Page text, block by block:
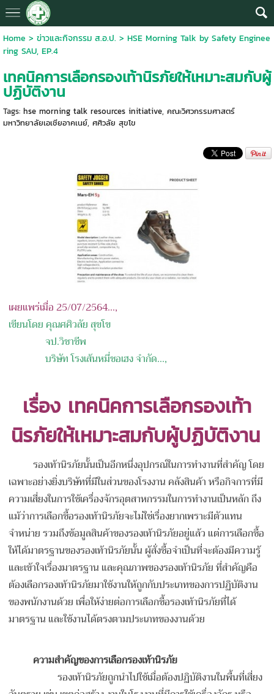
Home > ข่าวและกิจกรรม ส.อ.ป. > HSE Morning Talk by Safety Enginee
ring SAU, EP.4
เทคนิคการเลือกรองเท้านิรภัยให้เหมาะสมกับผู้
ปฏิบัติงาน
Tags: hse morning talk resources initiative, คณะวิศวกรรมศาสตร์
มหาวิทยาลัยเอเชียอาคเนย์, ศศิวลัย สุขโข
เผยแพร่เมื่อ 25/07/2564...,
เขียนโดย คุณศศิวลัย สุขโข
จป.วิชาชีพ
บริษัท โรงเส้นหมี่ชอเฮง จำกัด...,
เรื่อง เทคนิคการเลือกรองเท้า
นิรภัยให้เหมาะสมกับผู้ปฏิบัติงาน
รองเท้านิรภัยนั้นเป็นอีกหนึ่งอุปกรณ์ในการทำงานที่สำคัญ โดย
เฉพาะอย่างยิ่งบริษัทที่มีในส่วนของโรงงาน คลังสินค้า หรือกิจการที่มี
ความเสี่ยงในการใช้เครื่องจักรอุตสาหกรรมในการทำงานเป็นหลัก ถึง
แม้ว่าการเลือกซื้อรองเท้านิรภัยจะไม่ใช่เรื่องยากเพราะมีตัวแทน
จำหน่าย รวมถึงข้อมูลสินค้าของรองเท้านิรภัยอยู่แล้ว แต่การเลือกซื้อ
ให้ได้มาตรฐานของรองเท้านิรภัยนั้น ผู้สั่งซื้อจำเป็นที่จะต้องมีความรู้
และเข้าใจเรื่องมาตรฐาน และคุณภาพของรองเท้านิรภัย ที่สำคัญคือ
ต้องเลือกรองเท้านิรภัยมาใช้งานให้ถูกกับประเภทของการปฏิบัติงาน
ของพนักงานด้วย เพื่อให้ง่ายต่อการเลือกซื้อรองเท้านิรภัยที่ได้
มาตรฐาน และใช้งานได้ตรงตามประเภทของงานด้วย
ความสำคัญของการเลือกรองเท้านิรภัย
รองเท้านิรภัยถูกนำไปใช้เมื่อต้องปฏิบัติงานในพื้นที่เสี่ยง